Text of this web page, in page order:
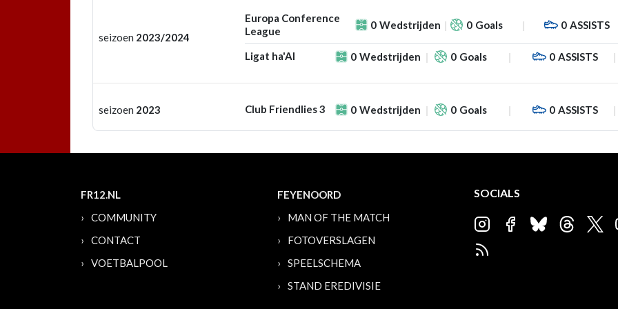
seizoen 2023/2024
Europa Conference
League
0 Wedstrijden 0 Goals 0 ASSISTS
Ligat ha'Al 0 Wedstrijden 0 Goals 0 ASSISTS
seizoen 2023 Club Friendlies 3 0 Wedstrijden 0 Goals 0 ASSISTS
FR12.NL
COMMUNITY
CONTACT
VOETBALPOOL
FEYENOORD
MAN OF THE MATCH
FOTOVERSLAGEN
SPEELSCHEMA
STAND EREDIVISIE
SOCIALS